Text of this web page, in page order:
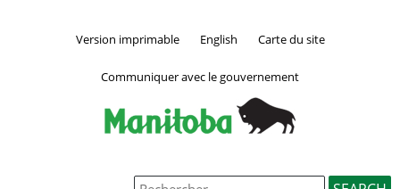
Version imprimable English Carte du site
Communiquer avec le gouvernement